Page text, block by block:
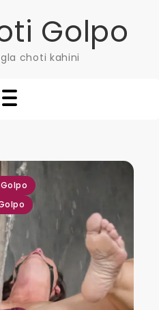
Golpo
choti kahini
,